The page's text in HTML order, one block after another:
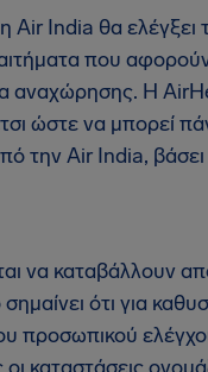
Air India θα
αιτήματα που
αναχώρησης. Η
ώστε να μπορεί
την Air India,
να καταβάλλουν
ότι για
προσωπικού